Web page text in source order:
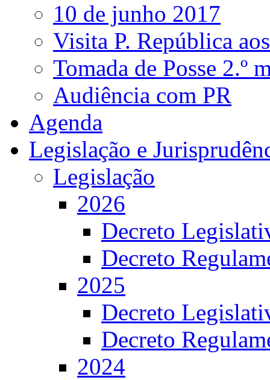
10 de junho 2017
Visita P. República
Tomada de Posse 2.º
Audiência com PR
Agenda
Legislação e
Legislação
2026
Decreto
Decreto
2025
Decreto
Decreto
2024